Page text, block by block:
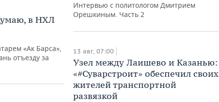
в НХЛ
«Ак Барса»,
отъезду за
булгары
Интервью с политологом Дмитрием
Орешкиным. Часть 2
13 авг, 07:00
Узел между Лаишево и Казанью:
«#Суварстроит» обеспечил своих
жителей транспортной
развязкой